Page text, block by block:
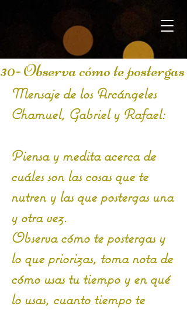
30- Observa cómo te postergas
Mensaje de los Arcángeles
Chamuel, Gabriel y Rafael:
Piensa y medita acerca de
cuáles son las cosas que te
nutren y las que postergas una
y otra vez.
Observa cómo te postergas y
lo que priorizas, toma nota de
cómo usas tu tiempo y en qué
lo usas, cuanto tiempo te